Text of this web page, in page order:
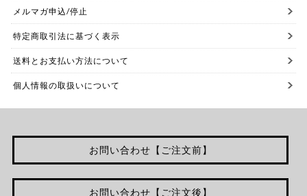
メルマガ申込/停止
特定商取引法に基づく表示
送料とお支払い方法について
個人情報の取扱いについて
お問い合わせ【ご注文前】
お問い合わせ【ご注文後】